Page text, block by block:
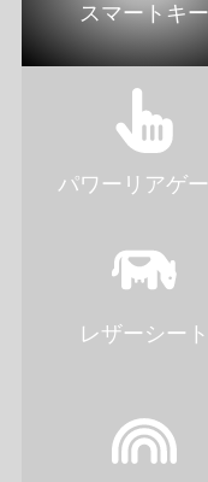
スマートキー
パワーリアゲ
レザーシート